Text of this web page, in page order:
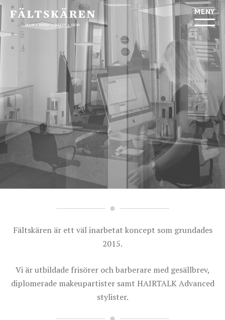
MENY
1
2
3
4
Fältskären är ett väl inarbetat koncept som grundades
2015.
Vi är utbildade frisörer och barberare med gesällbrev,
diplomerade makeupartister samt HAIRTALK Advanced
stylister.